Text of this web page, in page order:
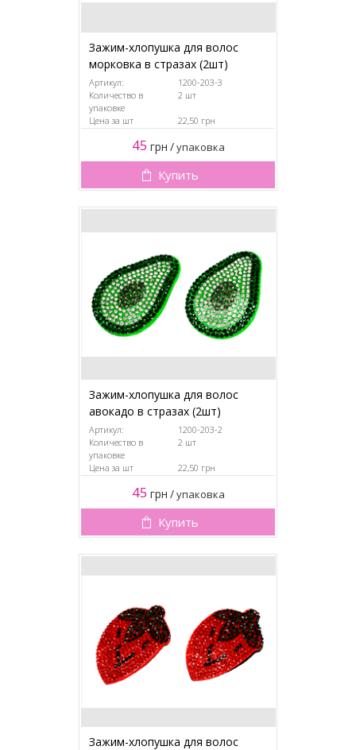
Зажим-хлопушка для волос
морковка в стразах (2шт)
Артикул:
1200-203-3
Количество в
упаковке
2 шт
Цена за шт 22,50 грн
45 грн /упаковка
Купить
Зажим-хлопушка для волос
авокадо в стразах (2шт)
Артикул:
1200-203-2
Количество в
упаковке
2 шт
Цена за шт 22,50 грн
45 грн /упаковка
Купить
Зажим-хлопушка для волос